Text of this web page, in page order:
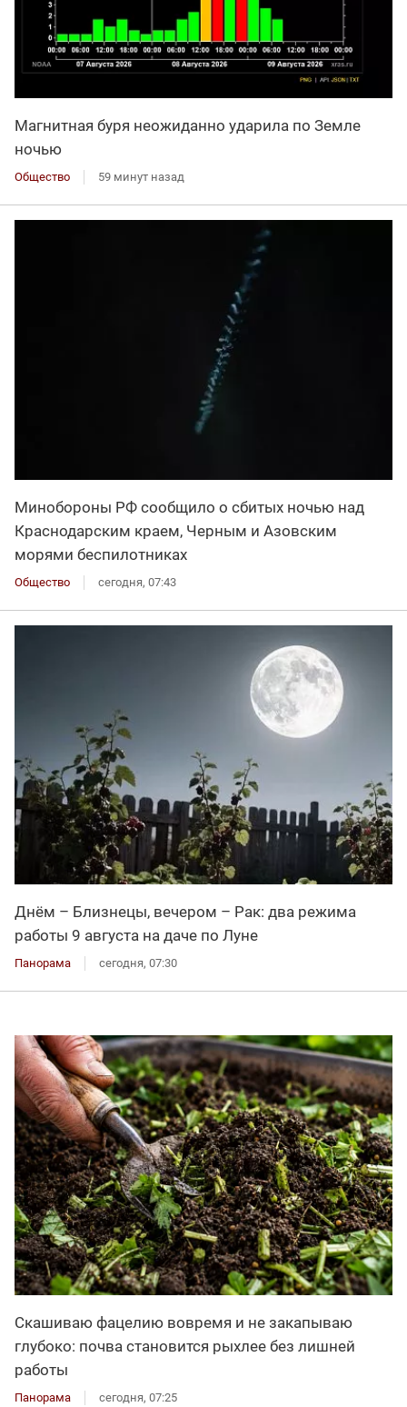
Магнитная буря неожиданно ударила по Земле
ночью
Общество 59 минут назад
Минобороны РФ сообщило о сбитых ночью над
Краснодарским краем, Черным и Азовским
морями беспилотниках
Общество сегодня, 07:43
Днём – Близнецы, вечером – Рак: два режима
работы 9 августа на даче по Луне
Панорама сегодня, 07:30
Скашиваю фацелию вовремя и не закапываю
глубоко: почва становится рыхлее без лишней
работы
Панорама сегодня, 07:25